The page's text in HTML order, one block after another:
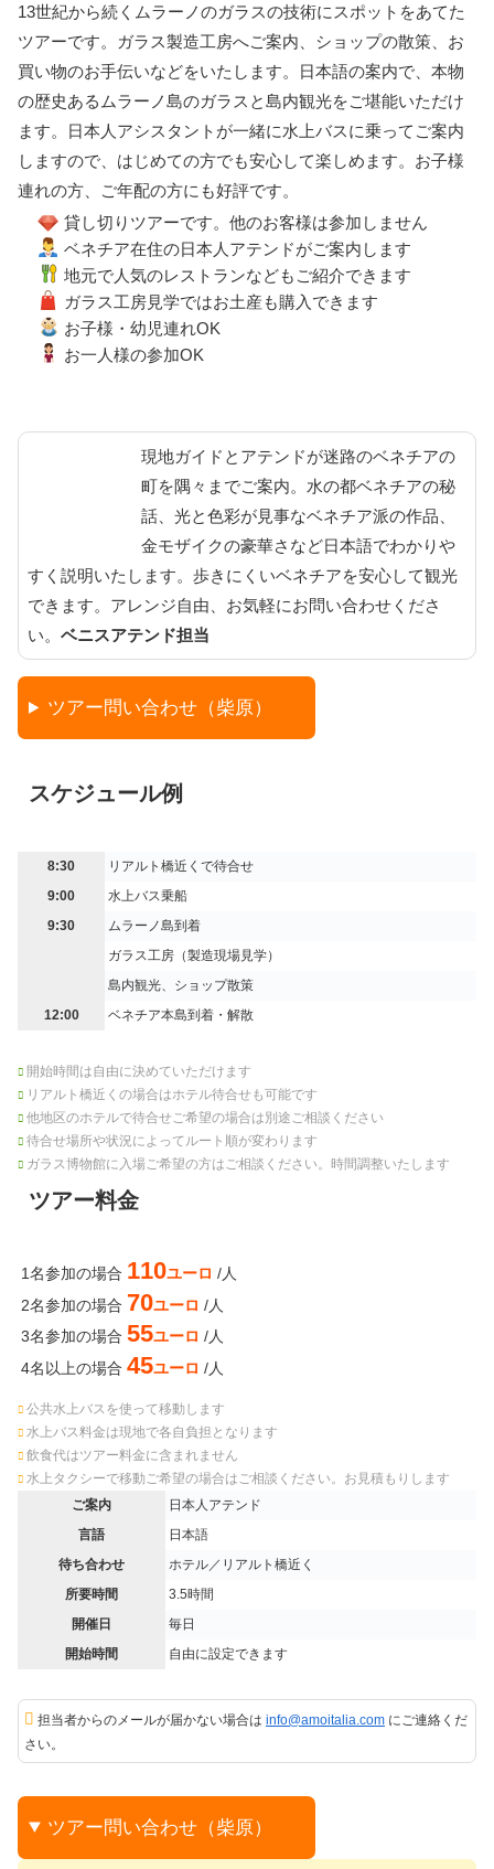
13世紀から続くムラーノのガラスの技術にスポットをあてた
ツアーです。ガラス製造工房へご案内、ショップの散策、お
買い物のお手伝いなどをいたします。日本語の案内で、本物
の歴史あるムラーノ島のガラスと島内観光をご堪能いただけ
ます。日本人アシスタントが一緒に水上バスに乗ってご案内
しますので、はじめての方でも安心して楽しめます。お子様
連れの方、ご年配の方にも好評です。
貸し切りツアーです。他のお客様は参加しません
ベネチア在住の日本人アテンドがご案内します
地元で人気のレストランなどもご紹介できます
ガラス工房見学ではお土産も購入できます
お子様・幼児連れOK
お一人様の参加OK
現地ガイドとアテンドが迷路のベネチアの
町を隅々までご案内。水の都ベネチアの秘
話、光と色彩が見事なベネチア派の作品、
金モザイクの豪華さなど日本語でわかりや
すく説明いたします。歩きにくいベネチアを安心して観光
できます。アレンジ自由、お気軽にお問い合わせくださ
い。 ベニスアテンド担当
ツアー問い合わせ（柴原）
スケジュール例
8:30
リアルト橋近くで待合せ
9:00
水上バス乗船
9:30
ムラーノ島到着
ガラス工房（製造現場見学）
島内観光、ショップ散策
12:00
ベネチア本島到着・解散
開始時間は自由に決めていただけます
リアルト橋近くの場合はホテル待合せも可能です
他地区のホテルで待合せご希望の場合は別途ご相談ください
待合せ場所や状況によってルート順が変わります
ガラス博物館に入場ご希望の方はご相談ください。時間調整いたします
ツアー料金
1名参加の場合 110ユーロ /人
2名参加の場合 70ユーロ /人
3名参加の場合 55ユーロ /人
4名以上の場合 45ユーロ /人
公共水上バスを使って移動します
水上バス料金は現地で各自負担となります
飲食代はツアー料金に含まれません
水上タクシーで移動ご希望の場合はご相談ください。お見積もりします
ご案内
日本人アテンド
言語
日本語
待ち合わせ
ホテル／‏リアルト橋近く
所要時間
3.5時間
開催日
毎日
開始時間
自由に設定できます
担当者からのメールが届かない場合は info@amoitalia.com にご連絡くだ
さい。
ツアー問い合わせ（柴原）